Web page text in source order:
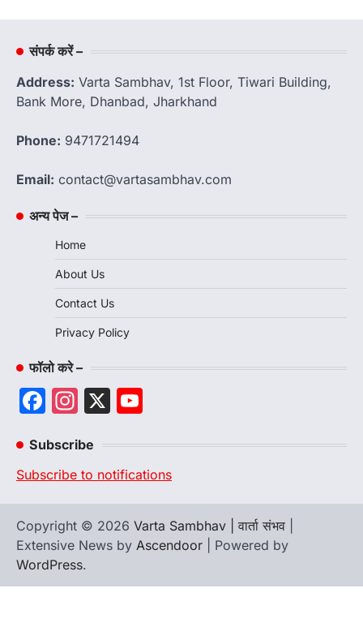
संपर्क करें –
Address: Varta Sambhav, 1st Floor, Tiwari Building,
Bank More, Dhanbad, Jharkhand
Phone: 9471721494
Email: contact@vartasambhav.com
अन्य पेज –
Home
About Us
Contact Us
Privacy Policy
फॉलो करे –
Facebook
Instagram
X
Subscribe
Subscribe to notifications
Copyright © 2026 Varta Sambhav | वार्ता संभव
Extensive News by Ascendoor | Powered by
WordPress.